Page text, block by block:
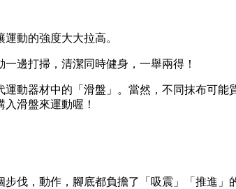
動的強度大大拉高。
邊打掃，清潔同時健身，一舉兩得！
動器材中的「滑盤」。當然，不同抹布可能
滑盤來運動喔！
伐，動作，腳底都負擔了「吸震」「推進」